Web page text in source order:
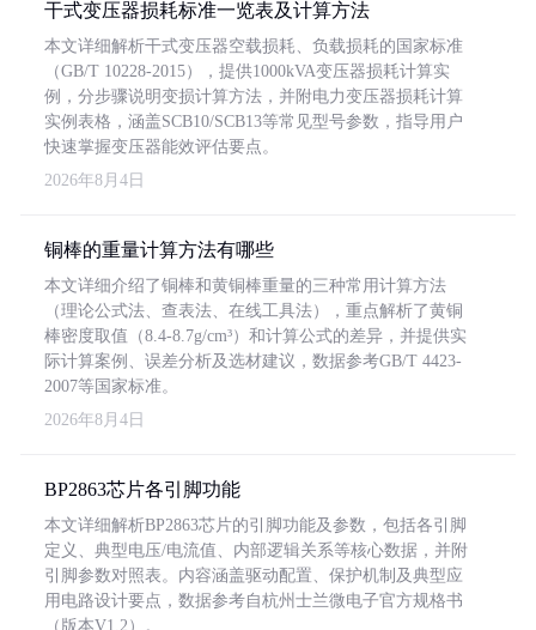
干式变压器损耗标准一览表及计算方法
本文详细解析干式变压器空载损耗、负载损耗的国家标准
（GB/T 10228-2015），提供1000kVA变压器损耗计算实
例，分步骤说明变损计算方法，并附电力变压器损耗计算
实例表格，涵盖SCB10/SCB13等常见型号参数，指导用户
快速掌握变压器能效评估要点。
2026年8月4日
铜棒的重量计算方法有哪些
本文详细介绍了铜棒和黄铜棒重量的三种常用计算方法
（理论公式法、查表法、在线工具法），重点解析了黄铜
棒密度取值（8.4-8.7g/cm³）和计算公式的差异，并提供实
际计算案例、误差分析及选材建议，数据参考GB/T 4423-
2007等国家标准。
2026年8月4日
BP2863芯片各引脚功能
本文详细解析BP2863芯片的引脚功能及参数，包括各引脚
定义、典型电压/电流值、内部逻辑关系等核心数据，并附
引脚参数对照表。内容涵盖驱动配置、保护机制及典型应
用电路设计要点，数据参考自杭州士兰微电子官方规格书
（版本V1.2）。